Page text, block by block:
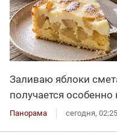
Заливаю яблоки
получается
Панорама сегодня, 02:25